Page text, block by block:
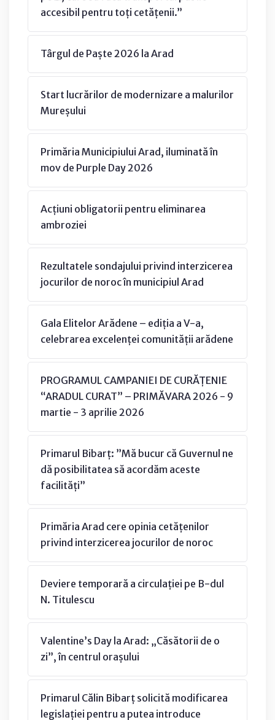
accesibil pentru toți cetățenii.”
Târgul de Paște 2026 la Arad
Start lucrărilor de modernizare a malurilor
Mureșului
Primăria Municipiului Arad, iluminată în
mov de Purple Day 2026
Acțiuni obligatorii pentru eliminarea
ambroziei
Rezultatele sondajului privind interzicerea
jocurilor de noroc în municipiul Arad
Gala Elitelor Arădene – ediția a V-a,
celebrarea excelenței comunității arădene
PROGRAMUL CAMPANIEI DE CURĂȚENIE
“ARADUL CURAT” – PRIMĂVARA 2026 - 9
martie - 3 aprilie 2026
Primarul Bibarț: ”Mă bucur că Guvernul ne
dă posibilitatea să acordăm aceste
facilități”
Primăria Arad cere opinia cetățenilor
privind interzicerea jocurilor de noroc
Deviere temporară a circulației pe B-dul
N. Titulescu
Valentine’s Day la Arad: „Căsătorii de o
zi”, în centrul orașului
Primarul Călin Bibarț solicită modificarea
legislației pentru a putea introduce